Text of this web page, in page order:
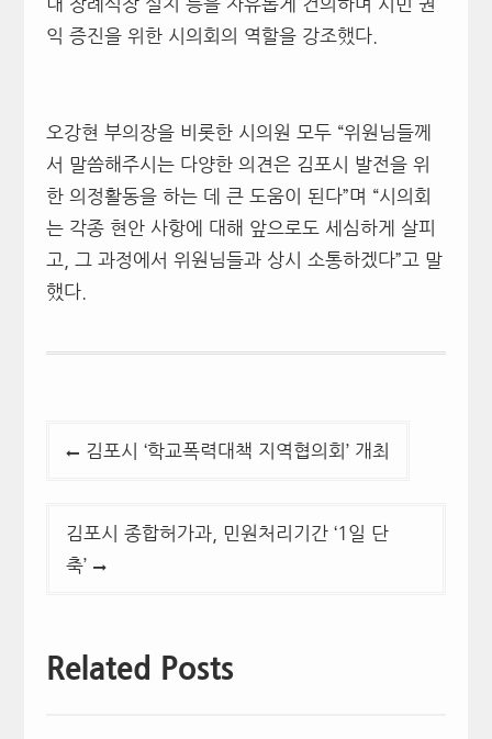
내 장례식장 설치 등을 자유롭게 건의하며 시민 권
익 증진을 위한 시의회의 역할을 강조했다.
오강현 부의장을 비롯한 시의원 모두 “위원님들께
서 말씀해주시는 다양한 의견은 김포시 발전을 위
한 의정활동을 하는 데 큰 도움이 된다”며 “시의회
는 각종 현안 사항에 대해 앞으로도 세심하게 살피
고, 그 과정에서 위원님들과 상시 소통하겠다”고 말
했다.
김포시 ‘학교폭력대책 지역협의회’ 개최
김포시 종합허가과, 민원처리기간 ‘1일 단
축’
Related Posts